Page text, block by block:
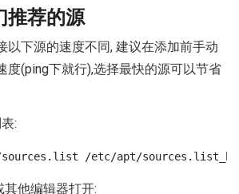
推荐的源
以下源的速度不同, 建议在添加前手动
度(ping下就行),选择最快的源可以节省
:
/etc/apt/
他编辑器打开: